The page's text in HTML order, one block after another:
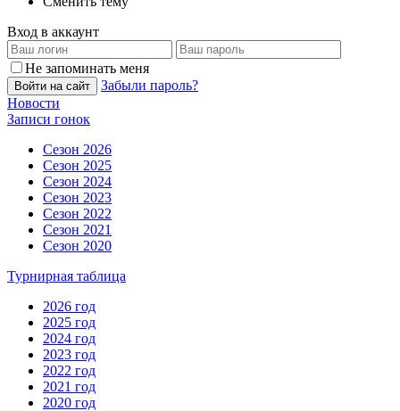
Вход в аккаунт
Не запоминать меня
Войти на сайт
Забыли пароль?
Новости
Записи гонок
Сезон 2026
Сезон 2025
Сезон 2024
Сезон 2023
Сезон 2022
Сезон 2021
Сезон 2020
Турнирная таблица
2026 год
2025 год
2024 год
2023 год
2022 год
2021 год
2020 год